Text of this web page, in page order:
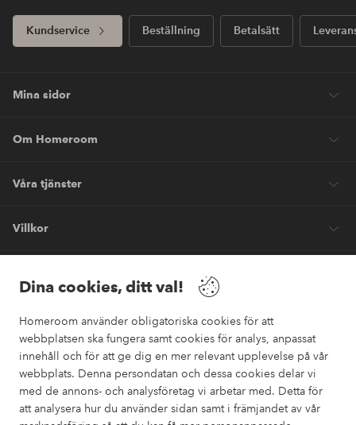
Dina cookies, ditt val!
Homeroom använder obligatoriska cookies för att
webbplatsen ska fungera samt cookies för analys, anpassat
innehåll och för att ge dig en mer relevant upplevelse på vår
webbplats. Denna persondatan och dessa cookies delar vi
med de annons- och analysföretag vi arbetar med. Detta för
att analysera hur du använder sidan samt i främjandet av vår
Kundservice Beställning Betalsätt
Mina sidor
Om Homeroom
Våra tjänster
Villkor
Säkra betalningar
Vill du veta mer om våra betalalternativ ?